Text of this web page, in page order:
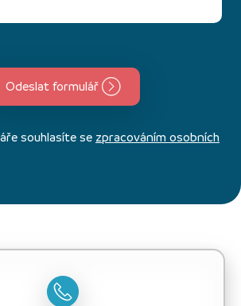
Odeslat formulář
souhlasíte se zpracováním osobních